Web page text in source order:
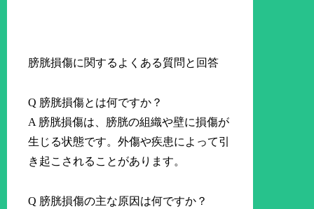
膀胱損傷に関するよくある質問と回答
Q 膀胱損傷とは何ですか？
A 膀胱損傷は、膀胱の組織や壁に損傷が
生じる状態です。外傷や疾患によって引
き起こされることがあります。
Q 膀胱損傷の主な原因は何ですか？